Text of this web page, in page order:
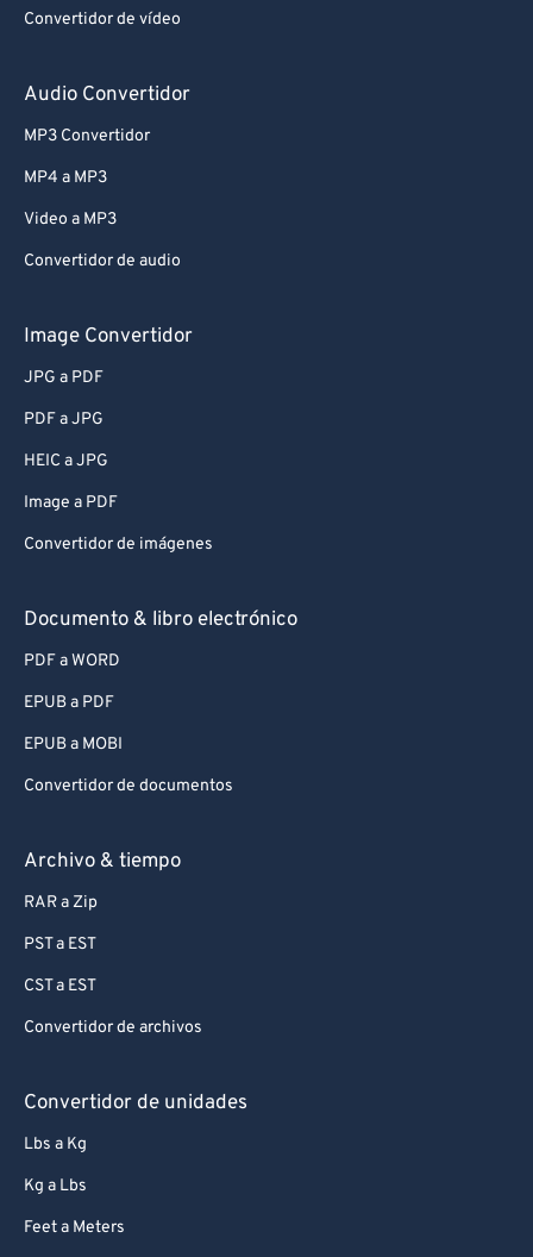
Convertidor de vídeo
Audio Convertidor
MP3 Convertidor
MP4 a MP3
Video a MP3
Convertidor de audio
Image Convertidor
JPG a PDF
PDF a JPG
HEIC a JPG
Image a PDF
Convertidor de imágenes
Documento & libro electrónico
PDF a WORD
EPUB a PDF
EPUB a MOBI
Convertidor de documentos
Archivo & tiempo
RAR a Zip
PST a EST
CST a EST
Convertidor de archivos
Convertidor de unidades
Lbs a Kg
Kg a Lbs
Feet a Meters